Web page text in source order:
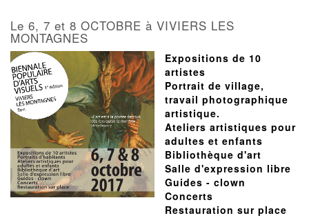
Le 6, 7 et 8 OCTOBRE à VIVIERS LES
MONTAGNES
Expositions de 10
artistes
Portrait de village,
travail photographique
artistique.
Ateliers artistiques pour
adultes et enfants
Bibliothèque d'art
Salle d'expression libre
Guides - clown
Concerts
Restauration sur place